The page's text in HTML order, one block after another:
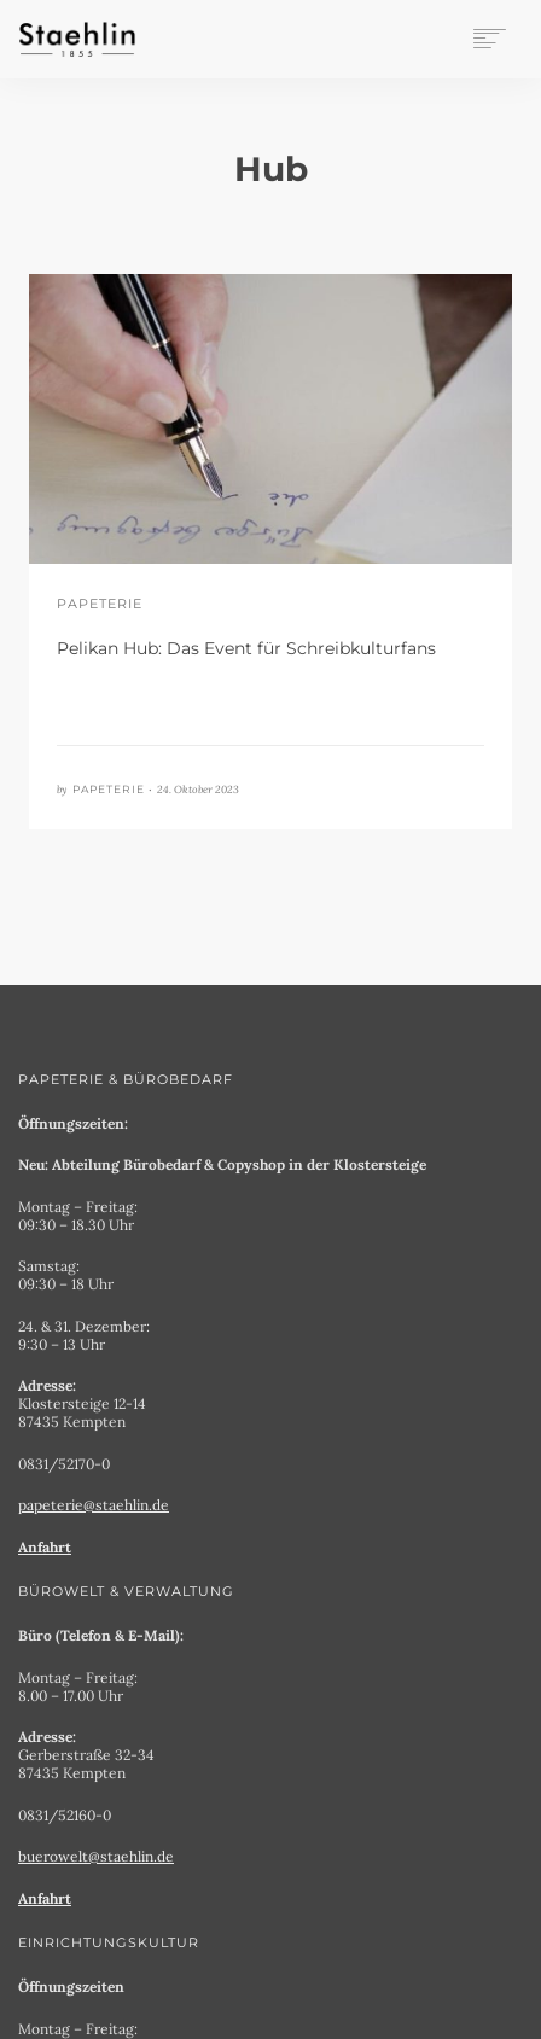
VERANSTALTUNGEN
Hub
PAPETERIE
Pelikan Hub: Das Event für Schreibkulturfans
by PAPETERIE • 24. Oktober 2023
PAPETERIE & BÜROBEDARF
Öffnungszeiten:
Neu: Abteilung Bürobedarf & Copyshop in der Klostersteige
Montag – Freitag:
09:30 – 18.30 Uhr
Samstag:
09:30 – 18 Uhr
24. & 31. Dezember:
9:30 – 13 Uhr
Adresse:
Klostersteige 12-14
87435 Kempten
0831/52170-0
papeterie@staehlin.de
Anfahrt
BÜROWELT & VERWALTUNG
Büro (Telefon & E-Mail):
Montag – Freitag:
8.00 – 17.00 Uhr
Adresse:
Gerberstraße 32-34
87435 Kempten
0831/52160-0
buerowelt@staehlin.de
Anfahrt
EINRICHTUNGSKULTUR
Öffnungszeiten
Montag – Freitag: